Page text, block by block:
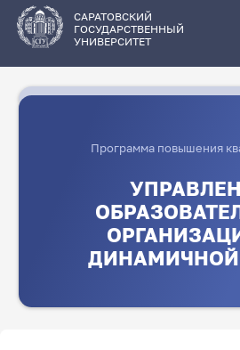
основному
содержанию
САРАТОВСКИЙ
ГОСУДАРСТВЕННЫЙ
УНИВЕРСИТЕТ
Программа повышения
ДИНАМИЧНОЙ